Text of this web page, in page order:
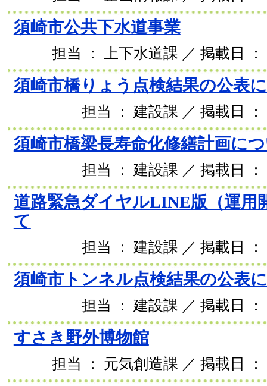
須崎市公共下水道事業
担当 ： 上下水道課 ／ 掲載日 ：
須崎市橋りょう点検結果の公表
担当 ： 建設課 ／ 掲載日
須崎市橋梁長寿命化修繕計画に
担当 ： 建設課 ／ 掲載日
道路緊急ダイヤルLINE版（運用
て
担当 ： 建設課 ／ 掲載日
須崎市トンネル点検結果の公表
担当 ： 建設課 ／ 掲載日
すさき野外博物館
担当 ： 元気創造課 ／ 掲載日 ：